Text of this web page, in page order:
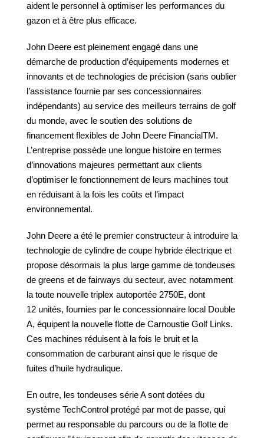
aident le personnel à optimiser les performances du
gazon et à être plus efficace.
John Deere est pleinement engagé dans une
démarche de production d’équipements modernes et
innovants et de technologies de précision (sans oublier
l’assistance fournie par ses concessionnaires
indépendants) au service des meilleurs terrains de golf
du monde, avec le soutien des solutions de
financement flexibles de John Deere FinancialTM.
L’entreprise possède une longue histoire en termes
d’innovations majeures permettant aux clients
d’optimiser le fonctionnement de leurs machines tout
en réduisant à la fois les coûts et l’impact
environnemental.
John Deere a été le premier constructeur à introduire la
technologie de cylindre de coupe hybride électrique et
propose désormais la plus large gamme de tondeuses
de greens et de fairways du secteur, avec notamment
la toute nouvelle triplex autoportée 2750E, dont
12 unités, fournies par le concessionnaire local Double
A, équipent la nouvelle flotte de Carnoustie Golf Links.
Ces machines réduisent à la fois le bruit et la
consommation de carburant ainsi que le risque de
fuites d’huile hydraulique.
En outre, les tondeuses série A sont dotées du
système TechControl protégé par mot de passe, qui
permet au responsable du parcours ou de la flotte de